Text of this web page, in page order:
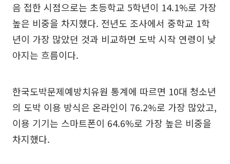
음 접한 시점으로는 초등학교 5학년이 14.1%로 가장
높은 비중을 차지했다. 전년도 조사에서 중학교 1학
년이 가장 많았던 것과 비교하면 도박 시작 연령이 낮
아지는 흐름이다.
한국도박문제예방치유원 통계에 따르면 10대 청소년
의 도박 이용 방식은 온라인이 76.2%로 가장 많았고,
이용 기기는 스마트폰이 64.6%로 가장 높은 비중을
차지했다.